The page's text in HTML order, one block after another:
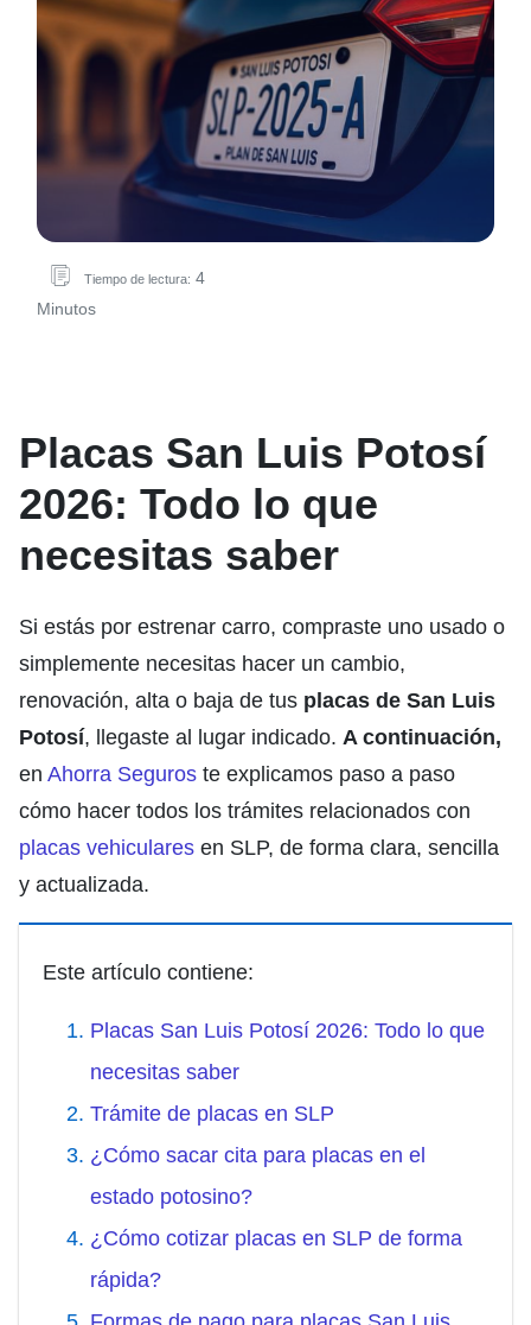
Tiempo de lectura: 4
Minutos
Placas San Luis Potosí
2026: Todo lo que
necesitas saber
Si estás por estrenar carro, compraste uno usado o
simplemente necesitas hacer un cambio,
renovación, alta o baja de tus placas de San Luis
Potosí, llegaste al lugar indicado. A continuación,
en Ahorra Seguros te explicamos paso a paso
cómo hacer todos los trámites relacionados con
placas vehiculares en SLP, de forma clara, sencilla
y actualizada.
Este artículo contiene:
Placas San Luis Potosí 2026: Todo lo que
necesitas saber
Trámite de placas en SLP
¿Cómo sacar cita para placas en el
estado potosino?
¿Cómo cotizar placas en SLP de forma
rápida?